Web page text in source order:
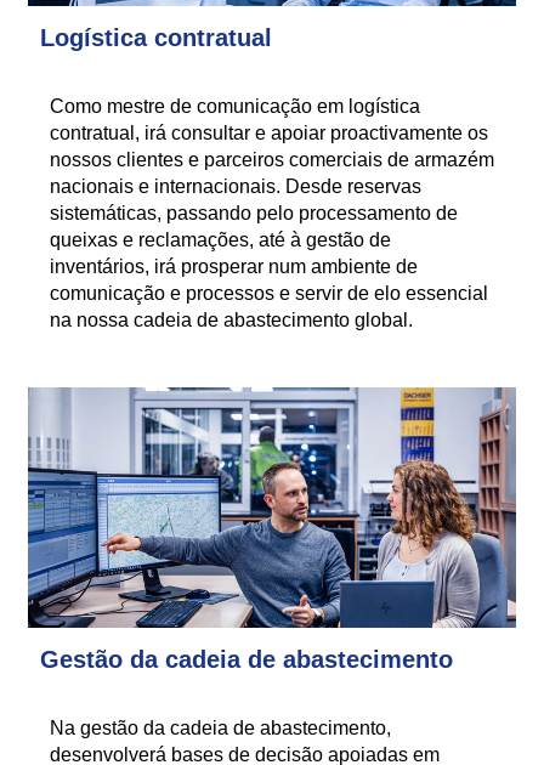
Logística contratual
Como mestre de comunicação em logística
contratual, irá consultar e apoiar proactivamente os
nossos clientes e parceiros comerciais de armazém
nacionais e internacionais. Desde reservas
sistemáticas, passando pelo processamento de
queixas e reclamações, até à gestão de
inventários, irá prosperar num ambiente de
comunicação e processos e servir de elo essencial
na nossa cadeia de abastecimento global.
Gestão da cadeia de abastecimento
Na gestão da cadeia de abastecimento,
desenvolverá bases de decisão apoiadas em